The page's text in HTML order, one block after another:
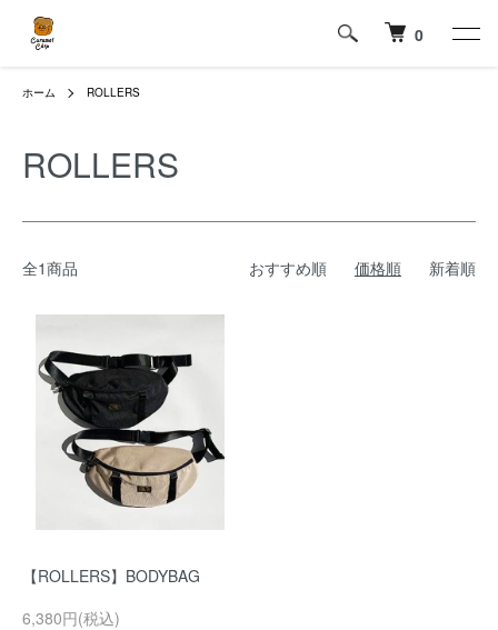
0
ホーム ROLLERS
ROLLERS
全1商品 おすすめ順 価格順 新着順
【ROLLERS】BODYBAG
6,380円(税込)